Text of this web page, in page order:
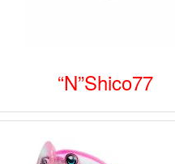
“N”Shico77